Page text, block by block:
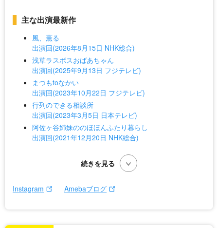
主な出演最新作
風、薫る
出演回(2026年8月15日 NHK総合)
浅草ラスボスおばあちゃん
出演回(2025年9月13日 フジテレビ)
まつもtoなかい
出演回(2023年10月22日 フジテレビ)
行列のできる相談所
出演回(2023年3月5日 日本テレビ)
阿佐ヶ谷姉妹ののほほんふたり暮らし
出演回(2021年12月20日 NHK総合)
Instagram Amebaブログ